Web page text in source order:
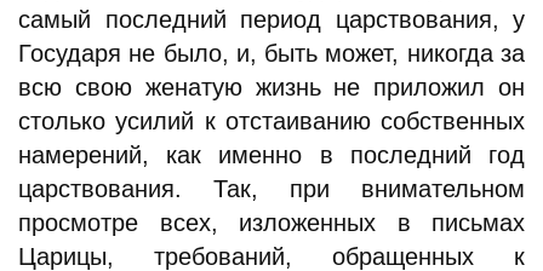
самый последний период царствования, у
Государя не было, и, быть может, никогда за
всю свою женатую жизнь не приложил он
столько усилий к отстаиванию собственных
намерений, как именно в последний год
царствования. Так, при внимательном
просмотре всех, изложенных в письмах
Царицы, требований, обращенных к